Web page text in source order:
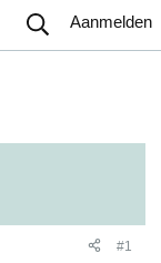
Aanmelden
#1